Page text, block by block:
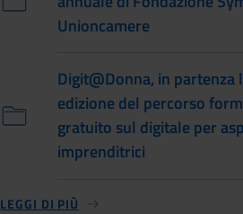
Unioncamere
Digit@Donna, in partenza
edizione del percorso
gratuito sul digitale per
imprenditrici
LEGGI DI PIÙ